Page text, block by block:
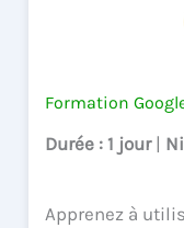
Formation
Durée : 1 jour |
Apprenez à